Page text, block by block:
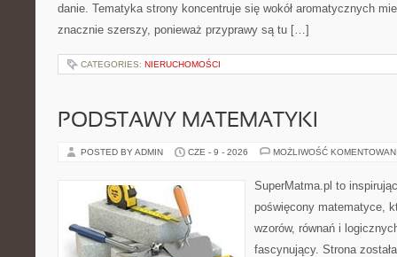
danie. Tematyka strony koncentruje się wokół aromatycznych
znacznie szerszy, ponieważ przyprawy są tu […]
CATEGORIES: NIERUCHOMOŚCI
PODSTAWY MATEMATYKI
POSTED BY ADMIN CZE - 9 - 2026 MOŻLIWOŚĆ
SuperMatma.pl to
poświęcony matematyce,
wzorów, równań i
fascynujący. Strona